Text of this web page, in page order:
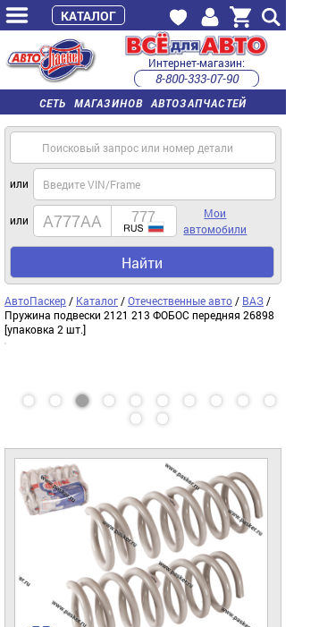
СЕТЬ МАГАЗИНОВ АВТОЗАПЧАСТЕЙ
Интернет-магазин:
8-800-333-07-90
часы работы с 9:00 до 22:00 (пн-пт)
или
или
Мои
автомобили
Найти
АвтоПаскер / Каталог /Отечественные авто / ВАЗ /
Пружина подвески 2121 213 ФОБОС передняя 26898
[упаковка 2 шт.]
КАТАЛОГ